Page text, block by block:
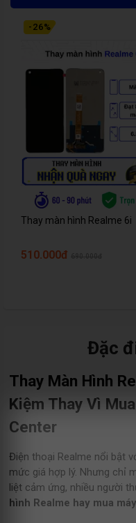
- 26%
Thay màn hình Realme 6i
510.000đ
Đặc
Thay Màn Hình
Kiệm Thay Vì
Center
Điện thoại Realme nổi bật
mức giá hợp lý. Nhưng chỉ
liệt cảm ứng, nhiều người
hình Realme hay mua